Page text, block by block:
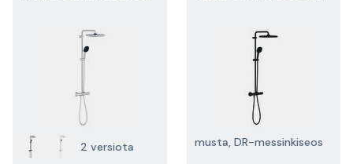
2 versiota musta, DR-messinkiseos